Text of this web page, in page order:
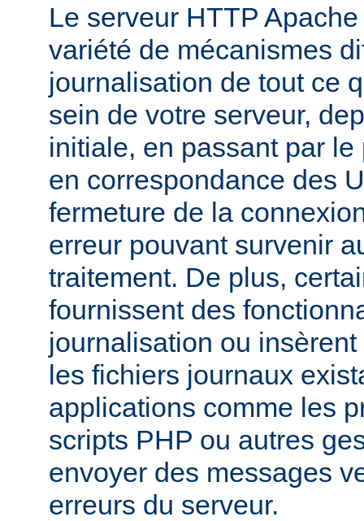
Le serveur HTTP
variété de mécanismes
journalisation de tout ce
sein de votre serveur,
initiale, en passant par
en correspondance des
fermeture de la
erreur pouvant survenir
traitement. De plus,
fournissent des
journalisation ou
les fichiers journaux
applications comme les
scripts PHP ou autres
envoyer des messages
erreurs du serveur.